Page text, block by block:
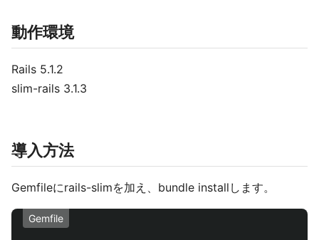
動作環境
Rails 5.1.2
slim-rails 3.1.3
導入方法
Gemfileにrails-slimを加え、bundle installします。
Gemfile